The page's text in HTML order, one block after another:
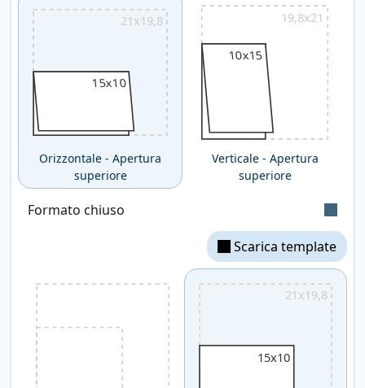
21x19,8
15x10
Orizzontale - Apertura
superiore
19,8x21
10x15
Verticale - Apertura
superiore
Formato chiuso
Scarica template
Dorsetto stimato: 2,81 mm
21x19,8
15x10